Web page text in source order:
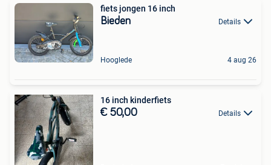
fiets jongen 16 inch
Bieden Details
Hooglede 4 aug 26
16 inch kinderfiets
€ 50,00 Details